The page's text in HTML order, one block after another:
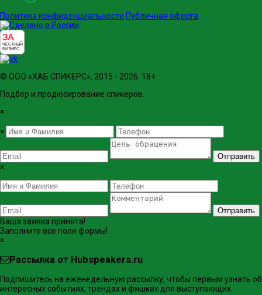
Политика конфиденциальности Публичная оферта
ЗА
ЧЕСТНЫЙ
БИЗНЕС
© ООО «ХАБ СПИКЕРС», 2015 - 2026. 18+
Подбор и продюсирование спикеров.
×
×
Отправить
×
Отправить
Ваша заявка принята!
Заполните все поля формы!
×
Рассылка от Hubspeakers.ru
Подпишитесь на еженедельную рассылку, чтобы первым узнать об
интересных событиях, трендах и фишках ​для выступающих.